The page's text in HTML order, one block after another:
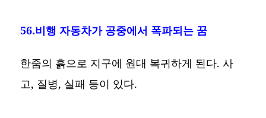
56.비행 자동차가 공중에서 폭파되는 꿈
한줌의 흙으로 지구에 원대 복귀하게 된다. 사
고, 질병, 실패 등이 있다.